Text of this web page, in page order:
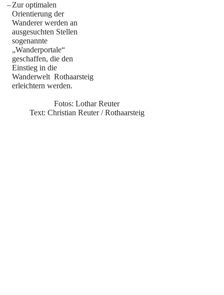
–Zur optimalen
Orientierung der
Wanderer werden an
ausgesuchten Stellen
sogenannte
„Wanderportale“
geschaffen, die den
Einstieg in die
Wanderwelt Rothaarsteig
erleichtern werden.
Fotos: Lothar Reuter
Text: Christian Reuter / Rothaarsteig